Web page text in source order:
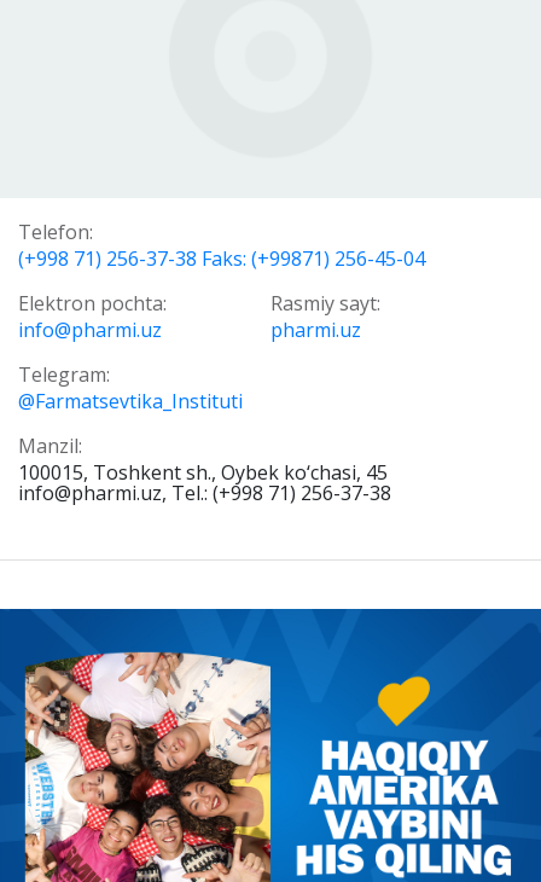
Telefon:
(+998 71) 256-37-38 Faks: (+99871) 256-45-04
Elektron pochta:
info@pharmi.uz
Rasmiy sayt:
pharmi.uz
Telegram:
@Farmatsevtika_Instituti
Manzil:
100015, Toshkent sh., Oybek ko‘chasi, 45
info@pharmi.uz, Tel.: (+998 71) 256-37-38